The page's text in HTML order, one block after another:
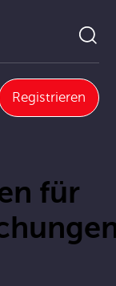
Registrieren
1.Ordnung
für